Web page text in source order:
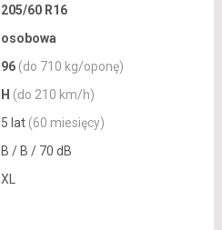
205/60 R16
osobowa
96 (do 710 kg/oponę)
H (do 210 km/h)
5 lat (60 miesięcy)
B / B / 70 dB
XL